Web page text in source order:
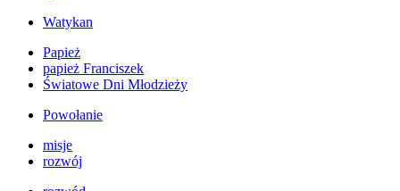
Watykan
Papież
papież Franciszek
Światowe Dni Młodzieży
Powołanie
misje
rozwój